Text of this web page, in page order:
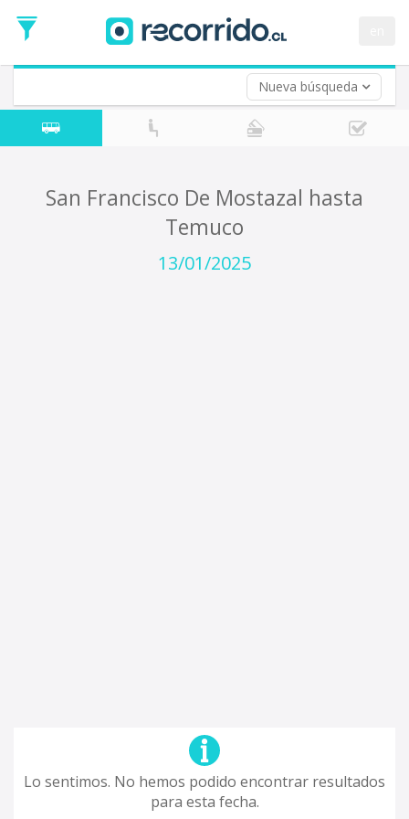
Nueva búsqueda
de
Ida
Vuelta (opcional)
Fecha
de
San Francisco De Mostazal hasta
Temuco
13/01/2025
Lo sentimos. No hemos podido encontrar resultados
para esta fecha.